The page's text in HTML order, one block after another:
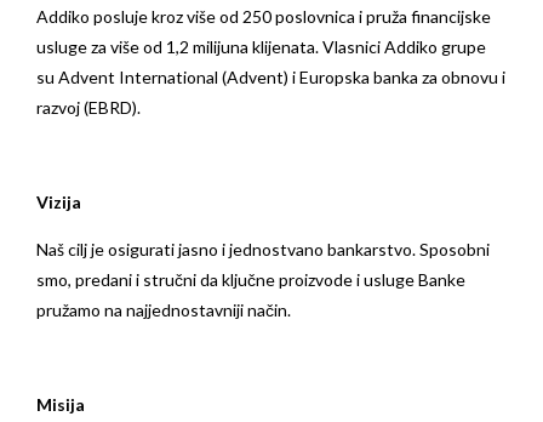
Addiko posluje kroz više od 250 poslovnica i pruža financijske
usluge za više od 1,2 milijuna klijenata. Vlasnici Addiko grupe
su Advent International (Advent) i Europska banka za obnovu i
razvoj (EBRD).
Vizija
Naš cilj je osigurati jasno i jednostvano bankarstvo. Sposobni
smo, predani i stručni da ključne proizvode i usluge Banke
pružamo na najjednostavniji način.
Misija